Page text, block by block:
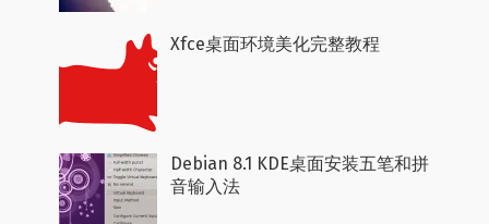
Xfce桌面环境美化完整教程
Debian 8.1 KDE桌面安装五笔和拼
音输入法